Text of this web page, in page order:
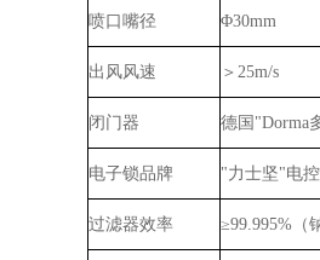
喷口嘴径 Φ30mm
出风风速 ＞25m/s
闭门器 德国"Dorma
电子锁品牌 "力士坚"电
过滤器效率 ≥99.995%（